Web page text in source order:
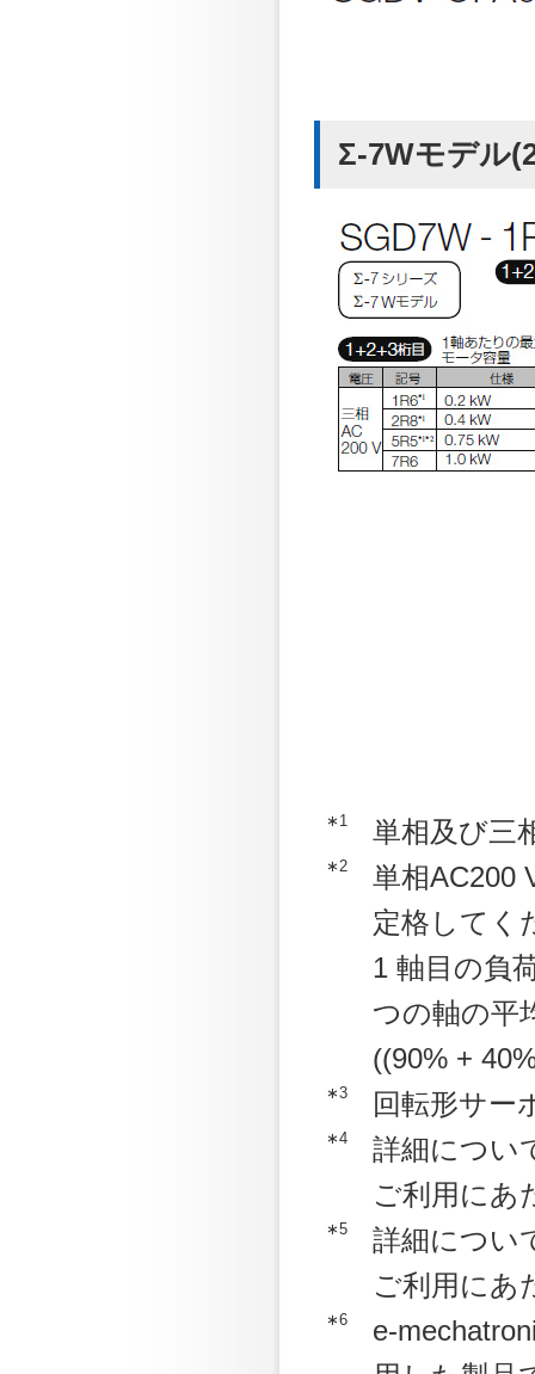
Σ-7Wモデル
∗1 単相及び三
∗2
単相AC200
定格してく
1 軸目の負
つの軸の平
((90% +
∗3 回転形サー
∗4
詳細につい
ご利用にあ
∗5
詳細につい
ご利用にあ
∗6
e-